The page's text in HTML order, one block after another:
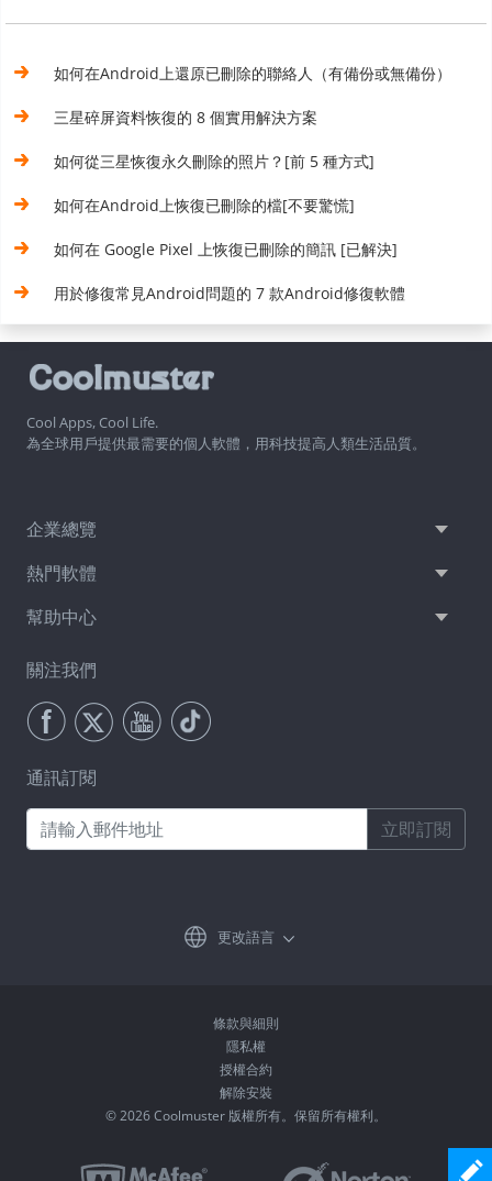
如何在Android上還原已刪除的聯絡人（有備份或無備份）
三星碎屏資料恢復的 8 個實用解決方案
如何從三星恢復永久刪除的照片？[前 5 種方式]
如何在Android上恢復已刪除的檔[不要驚慌]
如何在 Google Pixel 上恢復已刪除的簡訊 [已解決]
用於修復常見Android問題的 7 款Android修復軟體
Cool Apps, Cool Life.
為全球用戶提供最需要的個人軟體，用科技提高人類生活品質。
企業總覽
熱門軟體
幫助中心
關注我們
通訊訂閱
立即訂閱
更改語言
條款與細則
隱私權
授權合約
解除安裝
© 2026 Coolmuster 版權所有。保留所有權利。